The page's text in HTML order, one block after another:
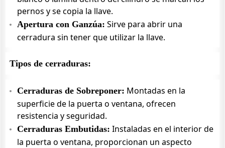
pernos y se copia la llave.
Apertura con Ganzúa: Sirve para abrir una
cerradura sin tener que utilizar la llave.
Tipos de cerraduras:
Cerraduras de Sobreponer: Montadas en la
superficie de la puerta o ventana, ofrecen
resistencia y seguridad.
Cerraduras Embutidas: Instaladas en el interior de
la puerta o ventana, proporcionan un aspecto